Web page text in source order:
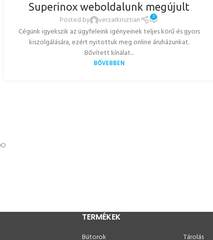
Superinox weboldalunk megújult
Posted by verzarkrisztian 0
Cégünk igyekszik az ügyfeleink igényeinek teljes körű és gyors
kiszolgálására, ezért nyitottuk meg online áruházunkat.
Bővített kínálat...
BŐVEBBEN
TERMÉKEK
Bútorok
Tárolás